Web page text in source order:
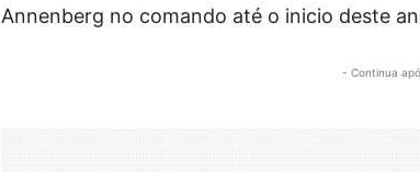
Annenberg no comando até o inicio deste
- Continua